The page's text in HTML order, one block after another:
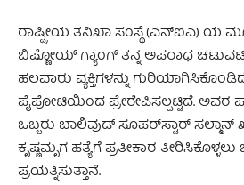
ರಾಷ್ಟ್ರೀಯ ತನಿಖಾ ಸಂಸ್ಥೆ (ಎನ್‌ಐಎ) ಯ
ಬಿಷ್ಣೋಯ್ ಗ್ಯಾಂಗ್ ತನ್ನ ಅಪರಾಧ
ಹಲವಾರು ವ್ಯಕ್ತಿಗಳನ್ನು
ಪೈಪೋಟಿಯಿಂದ ಪ್ರೇರೇಪಿಸಲ್ಪಟ್ಟಿದೆ. ಅವರ
ಒಬ್ಬರು ಬಾಲಿವುಡ್ ಸೂಪರ್‌ಸ್ಟಾರ್ ಸಲ್ಮಾನ್
ಕೃಷ್ಣಮೃಗ ಹತ್ಯೆಗೆ ಪ್ರತೀಕಾರ
ಪ್ರಯತ್ನಿಸುತ್ತಾನೆ.